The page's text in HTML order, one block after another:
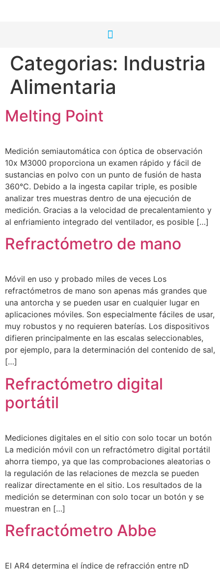
Categorias: Industria
Alimentaria
Melting Point
Medición semiautomática con óptica de observación
10x M3000 proporciona un examen rápido y fácil de
sustancias en polvo con un punto de fusión de hasta
360°C. Debido a la ingesta capilar triple, es posible
analizar tres muestras dentro de una ejecución de
medición. Gracias a la velocidad de precalentamiento y
al enfriamiento integrado del ventilador, es posible […]
Refractómetro de mano
Móvil en uso y probado miles de veces Los
refractómetros de mano son apenas más grandes que
una antorcha y se pueden usar en cualquier lugar en
aplicaciones móviles. Son especialmente fáciles de usar,
muy robustos y no requieren baterías. Los dispositivos
difieren principalmente en las escalas seleccionables,
por ejemplo, para la determinación del contenido de sal,
[…]
Refractómetro digital
portátil
Mediciones digitales en el sitio con solo tocar un botón
La medición móvil con un refractómetro digital portátil
ahorra tiempo, ya que las comprobaciones aleatorias o
la regulación de las relaciones de mezcla se pueden
realizar directamente en el sitio. Los resultados de la
medición se determinan con solo tocar un botón y se
muestran en […]
Refractómetro Abbe
El AR4 determina el índice de refracción entre nD